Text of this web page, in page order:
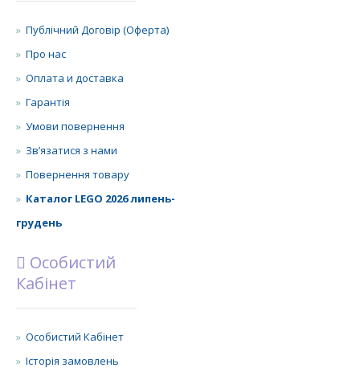
Публічний Договір (Оферта)
Про нас
Оплата и доставка
Гарантія
Умови повернення
Зв’язатися з нами
Повернення товару
Каталог LEGO 2026 липень-
грудень
Особистий
Кабінет
Особистий Кабінет
Історія замовлень